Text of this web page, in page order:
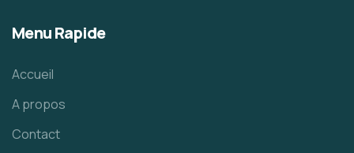
Menu Rapide
Accueil
A propos
Contact